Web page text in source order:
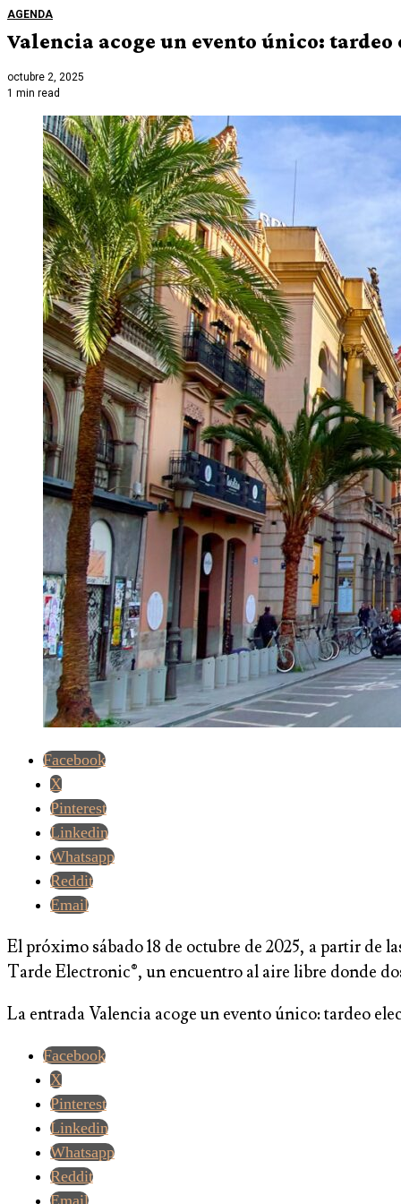
AGENDA
Valencia acoge un evento único:
octubre 2, 2025
1 min read
Facebook
X
Pinterest
Linkedin
Whatsapp
Reddit
Email
El próximo sábado 18 de octubre de 2025, a partir de
Tarde Electronic®, un encuentro al aire libre donde
La entrada Valencia acoge un evento único: tardeo
Facebook
X
Pinterest
Linkedin
Whatsapp
Reddit